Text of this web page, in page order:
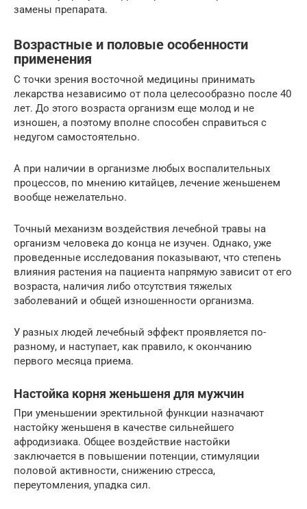
замены препарата.
Возрастные и половые особенности
применения
С точки зрения восточной медицины принимать
лекарства независимо от пола целесообразно после 40
лет. До этого возраста организм еще молод и не
изношен, а поэтому вполне способен справиться с
недугом самостоятельно.
А при наличии в организме любых воспалительных
процессов, по мнению китайцев, лечение женьшенем
вообще нежелательно.
Точный механизм воздействия лечебной травы на
организм человека до конца не изучен. Однако, уже
проведенные исследования показывают, что степень
влияния растения на пациента напрямую зависит от его
возраста, наличия либо отсутствия тяжелых
заболеваний и общей изношенности организма.
У разных людей лечебный эффект проявляется по-
разному, и наступает, как правило, к окончанию
первого месяца приема.
Настойка корня женьшеня для мужчин
При уменьшении эректильной функции назначают
настойку женьшеня в качестве сильнейшего
афродизиака. Общее воздействие настойки
заключается в повышении потенции, стимуляции
половой активности, снижению стресса,
переутомления, упадка сил.